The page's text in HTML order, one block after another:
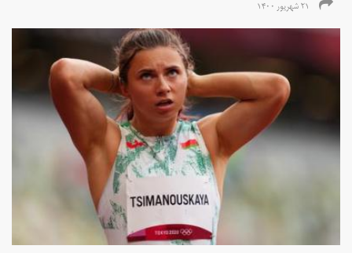
۲۱ شهریور ۱۴۰۰